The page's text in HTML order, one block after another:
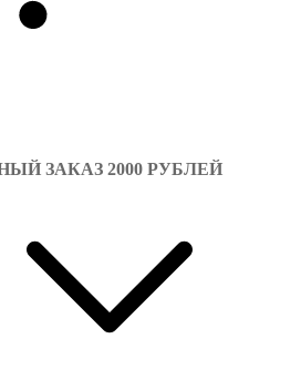
ЗАКАЗ 2000 РУБЛЕЙ